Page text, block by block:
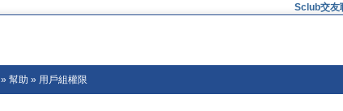
Sclub交友
» 幫助 » 用戶組權限